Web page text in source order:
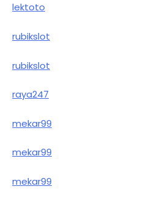
lektoto
rubikslot
rubikslot
raya247
mekar99
mekar99
mekar99